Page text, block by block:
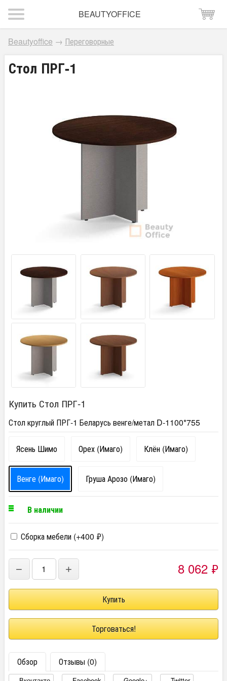
BEAUTYOFFICE
Beautyoffice → Переговорные
Стол ПРГ-1
Купить Стол ПРГ-1
Стол круглый ПРГ-1 Беларусь венге/метал D-1100*755
Ясень Шимо Орех (Имаго) Клён (Имаго)
Венге (Имаго) Груша Арозо (Имаго)
В наличии
Сборка мебели (+400 ₽)
− + 8 062 ₽
Торговаться!
Обзор Отзывы (0)